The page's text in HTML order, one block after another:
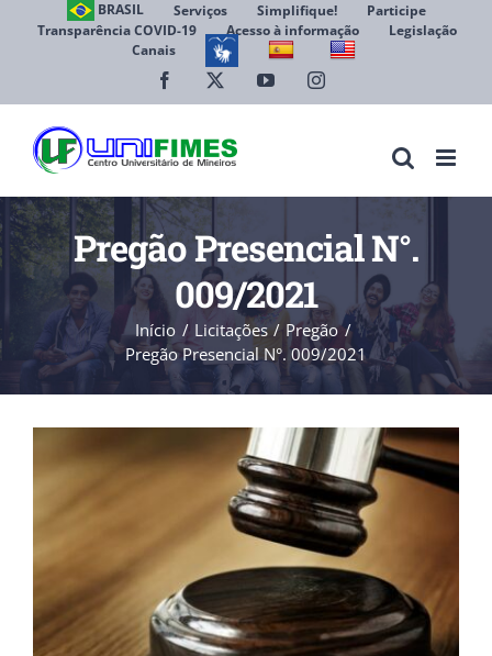
BRASIL Serviços Simplifique!
Participe
Transparência COVID-19
Acesso à informação
Legislação
Canais
Facebook YouTubeInstagram
Pregão Presencial N°.
009/2021
Início Licitações
Pregão
Pregão Presencial N°. 009/2021
Larger
Image